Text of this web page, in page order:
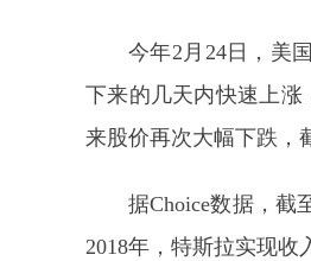
今年2月24日，美
下来的几天内快速上涨
来股价再次大幅下跌，
据Choice数据，截
2018年，特斯拉实现收